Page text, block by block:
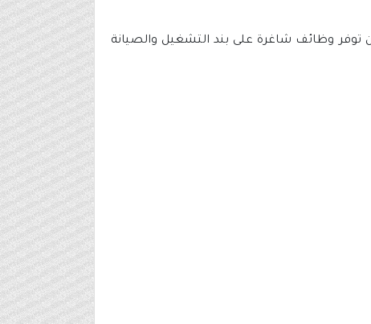
توفر وظائف شاغرة على بند التشغيل والصيانة